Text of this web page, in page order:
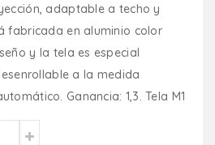
adaptable a techo y
fabricada en aluminio color
y la tela es especial
a la medida
Ganancia: 1,3. Tela M1